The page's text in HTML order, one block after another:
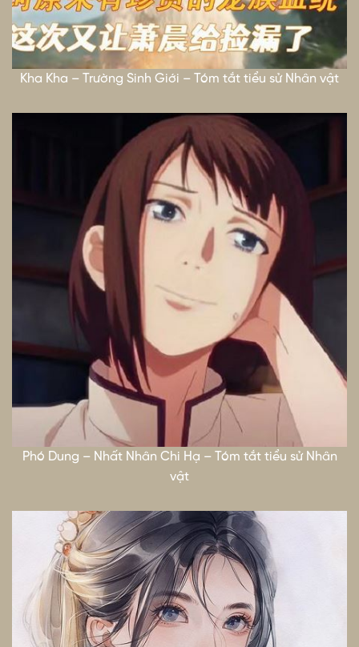
Kha Kha – Trường Sinh Giới – Tóm tắt tiểu sử Nhân vật
Phó Dung – Nhất Nhân Chi Hạ – Tóm tắt tiểu sử Nhân
vật